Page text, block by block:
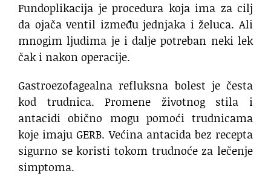
Fundoplikacija je procedura koja ima za cilj
da ojača ventil između jednjaka i želuca. Ali
mnogim ljudima je i dalje potreban neki lek
čak i nakon operacije.
Gastroezofagealna refluksna bolest je česta
kod trudnica. Promene životnog stila i
antacidi obično mogu pomoći trudnicama
koje imaju GERB. Većina antacida bez recepta
sigurno se koristi tokom trudnoće za lečenje
simptoma.